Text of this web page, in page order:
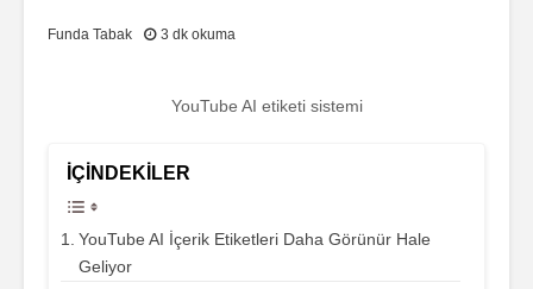
Funda Tabak 3 dk okuma
YouTube AI etiketi sistemi
İÇINDEKILER
YouTube AI İçerik Etiketleri Daha Görünür Hale
Geliyor